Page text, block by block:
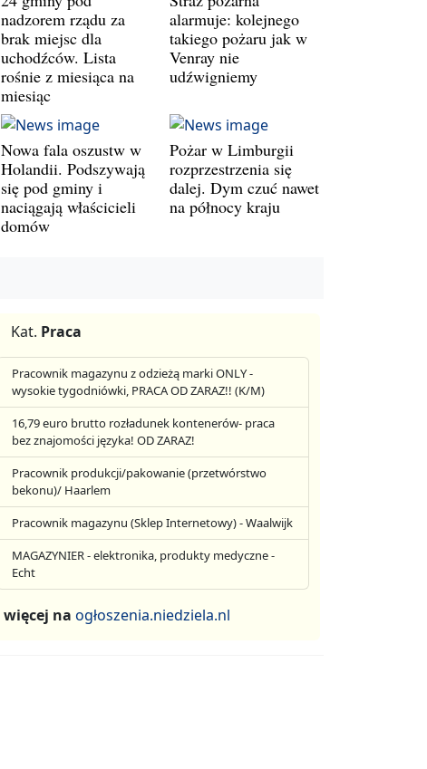
nadzorem rządu za
brak miejsc dla
uchodźców. Lista
rośnie z miesiąca na
miesiąc
alarmuje: kolejnego
takiego pożaru jak w
Venray nie
udźwigniemy
Nowa fala oszustw w
Holandii. Podszywają
się pod gminy i
naciągają właścicieli
domów
Pożar w Limburgii
rozprzestrzenia się
dalej. Dym czuć nawet
na północy kraju
Kat. Praca
Pracownik magazynu z odzieżą marki ONLY -
wysokie tygodniówki, PRACA OD ZARAZ!! (K/M)
16,79 euro brutto rozładunek kontenerów- praca
bez znajomości języka! OD ZARAZ!
Pracownik produkcji/pakowanie (przetwórstwo
bekonu)/ Haarlem
Pracownik magazynu (Sklep Internetowy) - Waalwijk
MAGAZYNIER - elektronika, produkty medyczne -
Echt
więcej na ogłoszenia.niedziela.nl